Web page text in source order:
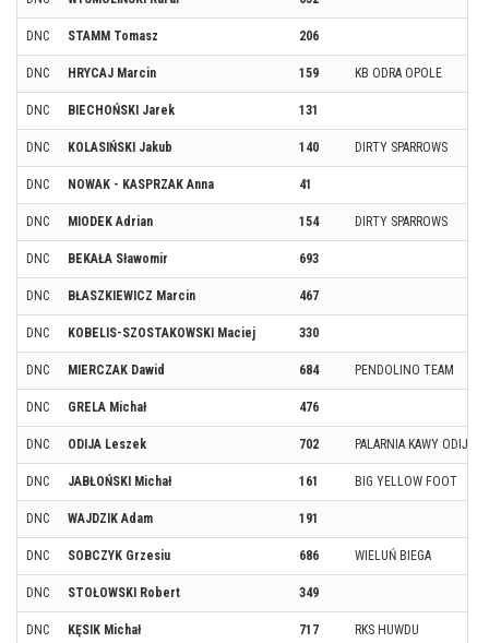
DNC STAMM Tomasz 206
DNC HRYCAJ Marcin 159 KB ODRA OPOLE
DNC BIECHOŃSKI Jarek 131
DNC KOLASIŃSKI Jakub 140 DIRTY SPARROWS
DNC NOWAK - KASPRZAK Anna 41
DNC MIODEK Adrian 154 DIRTY SPARROWS
DNC BEKAŁA Sławomir 693
DNC BŁASZKIEWICZ Marcin 467
DNC KOBELIS-SZOSTAKOWSKI Maciej 330
DNC MIERCZAK Dawid 684 PENDOLINO TEAM
DNC GRELA Michał 476
DNC ODIJA Leszek 702 PALARNIA KAWY ODIJA
DNC JABŁOŃSKI Michał 161 BIG YELLOW FOOT
DNC WAJDZIK Adam 191
DNC SOBCZYK Grzesiu 686 WIELUŃ BIEGA
DNC STOŁOWSKI Robert 349
DNC KĘSIK Michał 717 RKS HUWDU